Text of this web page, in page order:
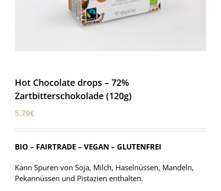
Hot Chocolate drops – 72%
Zartbitterschokolade (120g)
5,79€
BIO – FAIRTRADE – VEGAN – GLUTENFREI
Kann Spuren von Soja, Milch, Haselnüssen, Mandeln,
Pekannüssen und Pistazien enthalten.